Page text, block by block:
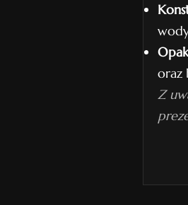
oraz
Z